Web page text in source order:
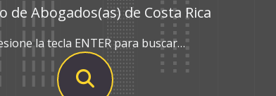
de Abogados(as) de Costa Rica
la tecla ENTER para buscar…